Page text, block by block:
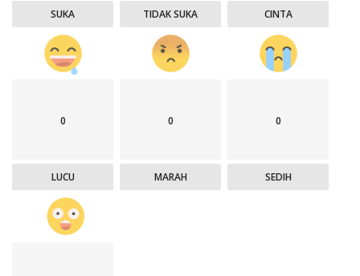
SUKA TIDAK SUKA CINTA
0
LUCU
0
MARAH
0
SEDIH